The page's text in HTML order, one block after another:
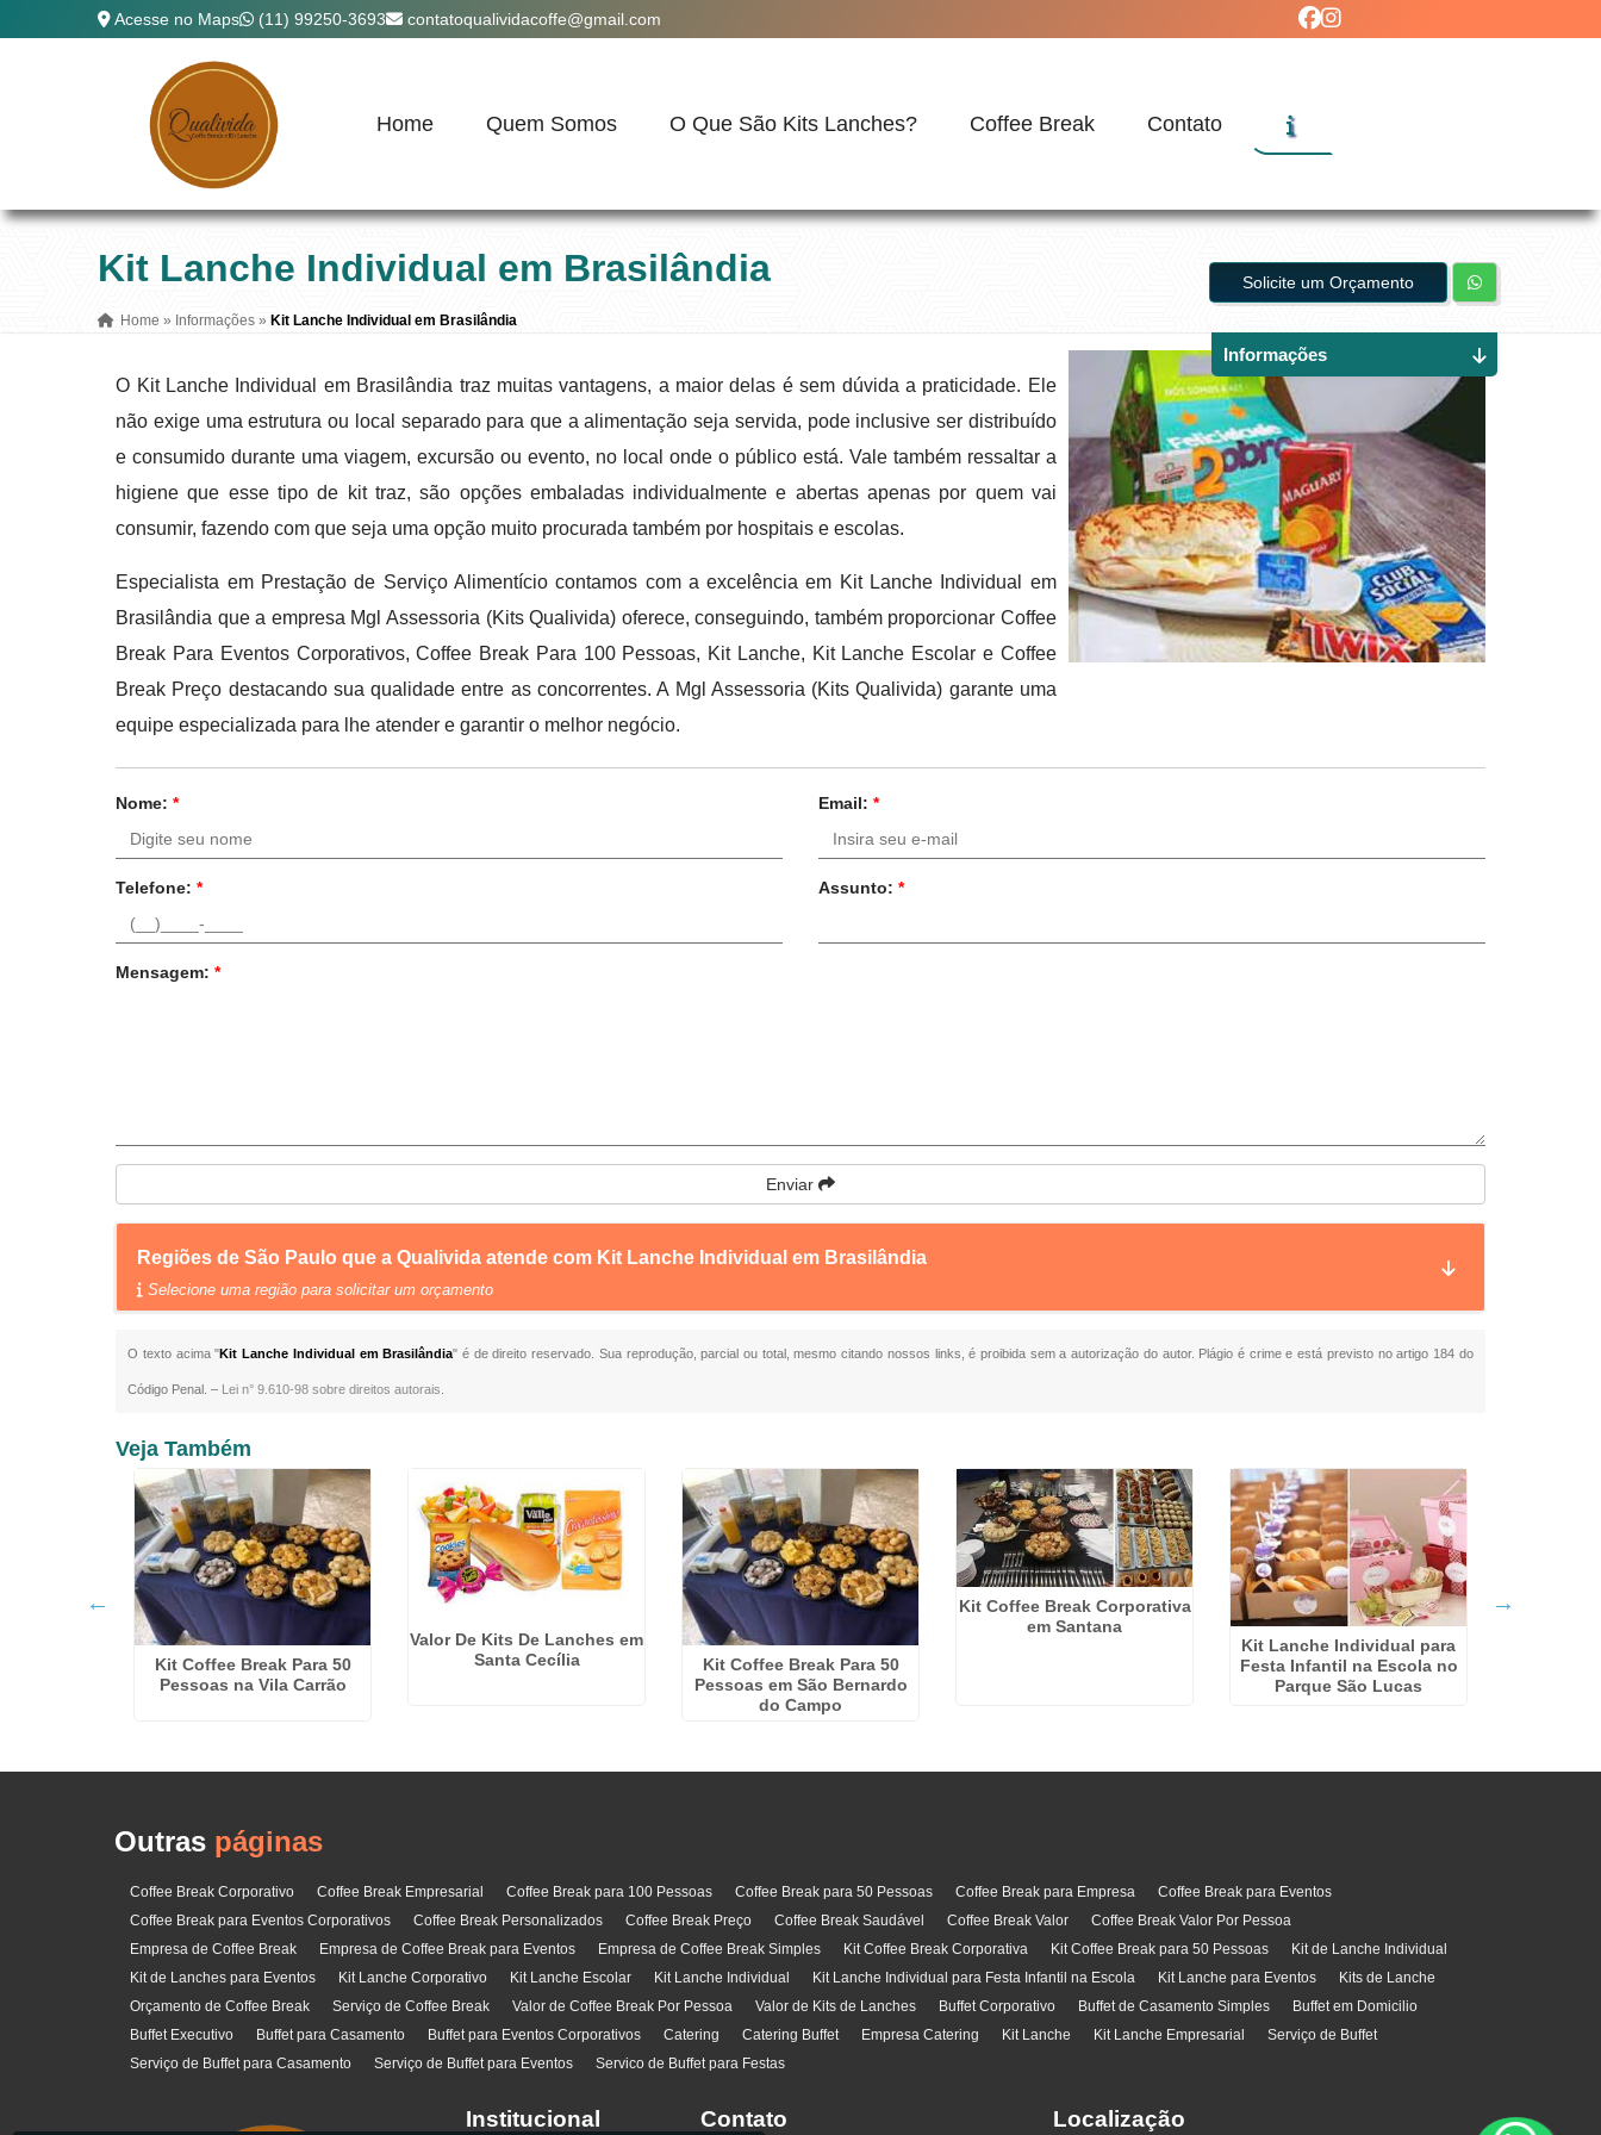
Acesse no Maps (11) 99250-3693 contatoqualividacoffe@gmail.com
Home Quem Somos O Que São Kits Lanches? Coffee Break Contato
Kit Lanche Individual em Brasilândia
Home » Informações » Kit Lanche Individual em Brasilândia
Solicite um Orçamento
O Kit Lanche Individual em Brasilândia traz muitas vantagens, a maior delas é sem dúvida a praticidade. Ele
não exige uma estrutura ou local separado para que a alimentação seja servida, pode inclusive ser distribuído
e consumido durante uma viagem, excursão ou evento, no local onde o público está. Vale também ressaltar a
higiene que esse tipo de kit traz, são opções embaladas individualmente e abertas apenas por quem vai
consumir, fazendo com que seja uma opção muito procurada também por hospitais e escolas.
Especialista em Prestação de Serviço Alimentício contamos com a excelência em Kit Lanche Individual em
Brasilândia que a empresa Mgl Assessoria (Kits Qualivida) oferece, conseguindo, também proporcionar Coffee
Break Para Eventos Corporativos, Coffee Break Para 100 Pessoas, Kit Lanche, Kit Lanche Escolar e Coffee
Break Preço destacando sua qualidade entre as concorrentes. A Mgl Assessoria (Kits Qualivida) garante uma
equipe especializada para lhe atender e garantir o melhor negócio.
Nome:* Email: *
Telefone:* Assunto: *
Mensagem:*
Enviar
Regiões de São Paulo que a Qualivida atende com Kit Lanche Individual em Brasilândia
Selecione uma região para solicitar um orçamento
O texto acima "Kit Lanche Individual em Brasilândia" é de direito reservado. Sua reprodução, parcial ou total, mesmo citando nossos links, é proibida sem a autorização do autor. Plágio é crime e está previsto no artigo 184 do
Código Penal. – Lei n° 9.610-98 sobre direitos autorais
Informações
Veja Também
Kit Coffee Break Para 50
Pessoas na Vila Carrão
Valor De Kits De Lanches em
Santa Cecília
Kit Coffee Break Para 50
Pessoas em São Bernardo
do Campo
Kit Coffee Break Corporativa
em Santana
Kit Lanche Individual para
Festa Infantil na Escola no
Parque São Lucas
Outras páginas
Coffee Break Corporativo Coffee Break Empresarial Coffee Break para 100 Pessoas Coffee Break para 50 Pessoas Coffee Break para Empresa
Coffee Break para Eventos
Coffee Break para Eventos Corporativos
Coffee Break Personalizados Coffee Break Preço Coffee Break Saudável Coffee Break Valor
Coffee Break Valor Por Pessoa
Empresa de Coffee Break
Empresa de Coffee Break para Eventos Empresa de Coffee Break Simples Kit Coffee Break Corporativa Kit Coffee Break para 50 Pessoas
Kit de Lanche Individual
Kit de Lanches para Eventos
Kit Lanche Corporativo Kit Lanche Escolar Kit Lanche Individual Kit Lanche Individual para Festa Infantil na Escola Kit Lanche para Eventos
Kits de Lanche
Orçamento de Coffee Break
Serviço de Coffee Break Valor de Coffee Break Por Pessoa Valor de Kits de Lanches Buffet Corporativo Buffet de Casamento Simples
Buffet em Domicilio
Buffet Executivo
Buffet para Casamento Buffet para Eventos Corporativos Catering Catering Buffet Empresa Catering Kit Lanche Kit Lanche Empresarial
Serviço de Buffet
Serviço de Buffet para Casamento
Serviço de Buffet para Eventos Servico de Buffet para Festas
Institucional Contato Localização